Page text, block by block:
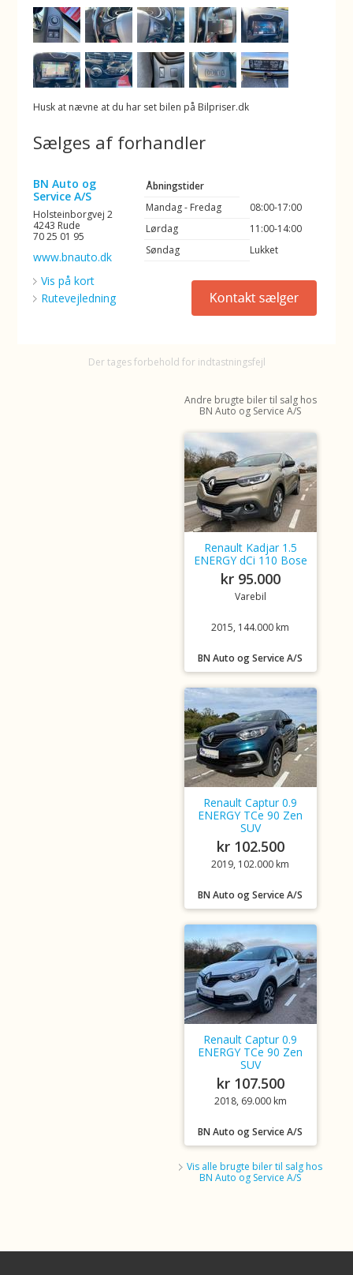
Husk at nævne at du har set bilen på Bilpriser.dk
Sælges af forhandler
BN Auto og
Service A/S
Holsteinborgvej 2
4243 Rude
70 25 01 95
www.bnauto.dk
Vis på kort
Rutevejledning
Åbningstider
Mandag - Fredag
08:00-17:00
Lørdag
11:00-14:00
Søndag
Lukket
Der tages forbehold for indtastningsfejl
Andre brugte biler til salg hos
BN Auto og Service A/S
Renault Kadjar 1.5
ENERGY dCi 110 Bose
kr 95.000
Varebil
2015, 144.000 km
BN Auto og Service A/S
Renault Captur 0.9
ENERGY TCe 90 Zen
SUV
kr 102.500
2019, 102.000 km
BN Auto og Service A/S
Renault Captur 0.9
ENERGY TCe 90 Zen
SUV
kr 107.500
2018, 69.000 km
BN Auto og Service A/S
Vis alle brugte biler til salg hos
BN Auto og Service A/S